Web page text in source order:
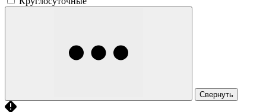
Свернуть